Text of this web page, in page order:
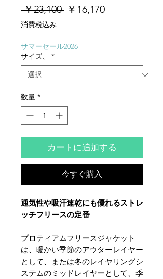
￥23,100 通
格
￥16,170セ
消費税込み
サマーセール2026
サイズ、
*
数量 *
カートに追加する
今すぐ購入
通気性や吸汗速乾にも優れるストレ
ッチフリースの定番
プロティアムフリースジャケット
は、暖かい季節のアウターレイヤー
として、または冬のレイヤリングシ
ステムのミッドレイヤーとして、季